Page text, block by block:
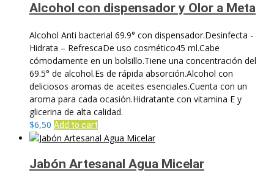
Alcohol con dispensador y Olor a Meta
Alcohol Anti bacterial 69.9° con dispensador.Desinfecta -
Hidrata – RefrescaDe uso cosmético45 ml.Cabe
cómodamente en un bolsillo.Tiene una concentración del
69.5° de alcohol.Es de rápida absorción.Alcohol con
deliciosos aromas de aceites esenciales.Cuenta con un
aroma para cada ocasión.Hidratante con vitamina E y
glicerina de alta calidad.
$6,50 Add to cart
Jabón Artesanal Agua Micelar